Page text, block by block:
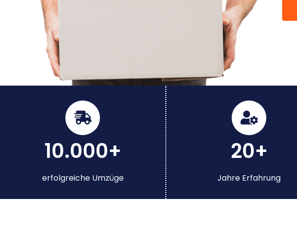
10.000+
erfolgreiche Umzüge
20+
Jahre Erfahrung